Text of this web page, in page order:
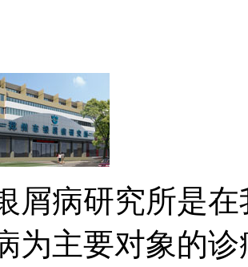
屑病研究所是
为主要对象的